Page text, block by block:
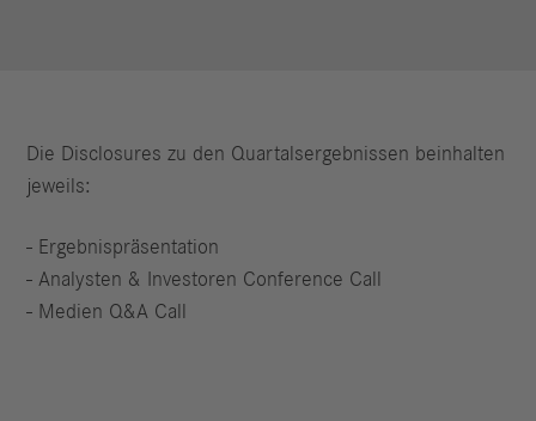
Die Disclosures zu den Quartalsergebnissen beinhalten
jeweils:
- Ergebnispräsentation
- Analysten & Investoren Conference Call
- Medien Q&A Call